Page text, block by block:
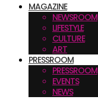
MAGAZINE
NEWSROOM
LIFESTYLE
CULTURE
ART
PRESSROOM
PRESSROOM
EVENTS
NEWS